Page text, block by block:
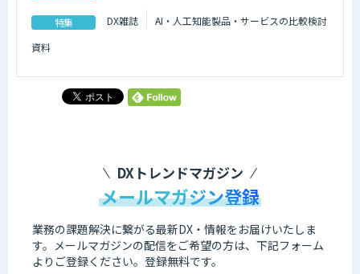
特集 DX雑誌
AI・人工知能製品・サービスの比較検討
資料
DXトレンドマガジン
メールマガジン登録
業務の課題解決に繋がる最新DX・情報をお届けいたしま
す。 メールマガジンの配信をご希望の方は、下記フォーム
よりご登録ください。登録無料です。